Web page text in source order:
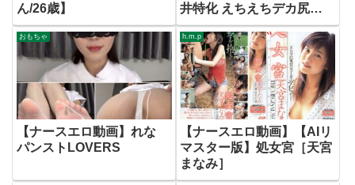
ん/26歳】
井特化 えちえちデカ尻ナ
ースに騎乗位で犯●れたい
おもちゃ
【ナースエロ動画】れな
パンストLOVERS
h.m.p
【ナースエロ動画】【AIリ
マスター版】処女宮［天宮
まなみ］